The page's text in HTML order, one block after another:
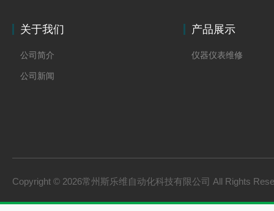
关于我们
公司简介
公司新闻
产品展示
仪器仪表维修
Copyright © 2026常州斯乐维自动化科技有限公司 All Rights